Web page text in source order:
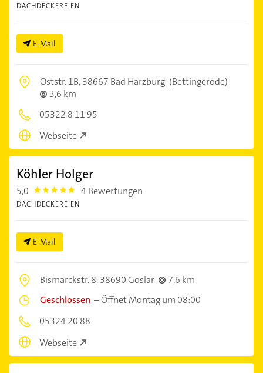
DACHDECKEREIEN
E-Mail
Oststr. 1B,38667 Bad Harzburg (Bettingerode)
3,6 km
05322 8 11 95
Webseite
Köhler Holger
5,0 5.0 4 Bewertungen
DACHDECKEREIEN
E-Mail
Bismarckstr. 8,38690 Goslar
7,6 km
Geschlossen –Öffnet Montag um 08:00
05324 20 88
Webseite